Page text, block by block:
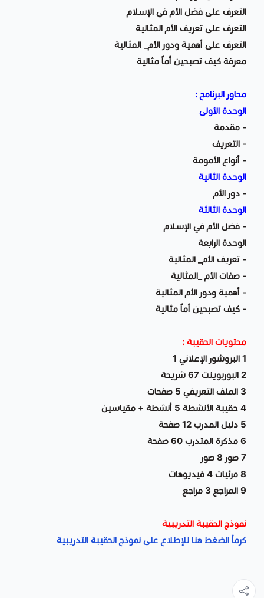
التعرف على فضل الأم في الإسلام
التعرف على تعريف الأم المثالية
التعرف على أهمية ودور الأم_ المثالية
معرفة كيف تصبحين أماً مثالية
محاور البرنامج :
الوحدة الأولى
- مقدمة
- التعريف
- أنواع الأمومة
الوحدة الثانية
- دور الأم
الوحدة الثالثة
- فضل الأم في الإسلام
الوحدة الرابعة
- تعريف الأم_ المثالية
- صفات الأم _المثالية
- أهمية ودور الأم المثالية
- كيف تصبحين أماً مثالية
محتويات الحقيبة :
1 البروشور الإعلاني 1
2 البوربوينت 67 شريحة
3 الملف التعريفي 5 صفحات
4 حقيبة الأنشطة 5 أنشطة + مقياسين
5 دليل المدرب 12 صفحة
6 مذكرة المتدرب 60 صفحة
7 صور 8 صور
8 مرئيات 4 فيديوهات
9 المراجع 3 مراجع
نموذج الحقيبة التدريبية
كرماُ الضغط هنا للإطلاع على نموذج الحقيبة التدريبية